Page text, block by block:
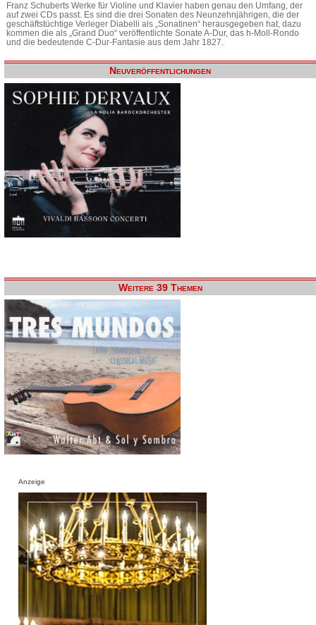
Franz Schuberts Werke für Violine und Klavier haben genau den Umfang, der
auf zwei CDs passt. Es sind die drei Sonaten des Neunzehnjährigen, die der
geschäftstüchtige Verleger Diabelli als „Sonatinen“ herausgegeben hat, dazu
kommen die als „Grand Duo“ veröffentlichte Sonate A-Dur, das h-Moll-Rondo
und die bedeutende C-Dur-Fantasie aus dem Jahr 1827.
Neuveröffentlichungen
Weitere 39 Themen
Anzeige